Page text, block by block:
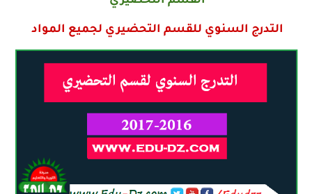
التدرج السنوي للقسم التحضيري لجميع المواد